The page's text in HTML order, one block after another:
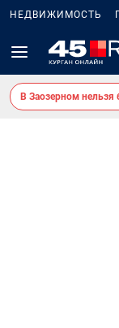
НЕДВИЖИМОСТЬ
В Заозерном нельзя